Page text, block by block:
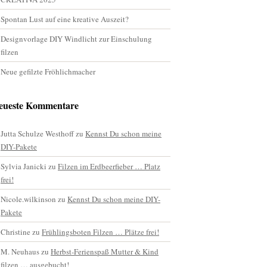
Spontan Lust auf eine kreative Auszeit?
Designvorlage DIY Windlicht zur Einschulung
filzen
Neue gefilzte Fröhlichmacher
Kommentare
Jutta Schulze Westhoffzu Kennst Du schon meine
DIY-Pakete
Sylvia Janicki zu Filzen im Erdbeerfieber … Platz
frei!
Nicole.wilkinson zu Kennst Du schon meine DIY-
Pakete
Christine zu Frühlingsboten Filzen … Plätze frei!
M. Neuhauszu Herbst-Ferienspaß Mutter & Kind
filzen … ausgebucht!